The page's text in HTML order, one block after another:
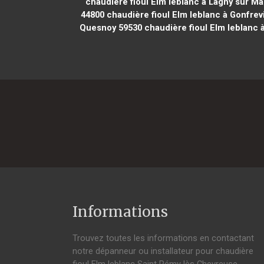
44800chaudière fioul Elm leblanc à
Quesnoy 59530chaudière fioul Elm leblanc
Informations
Trouvez toutes les informations en contactant
notre dépanneur ou installateur pour chaudière